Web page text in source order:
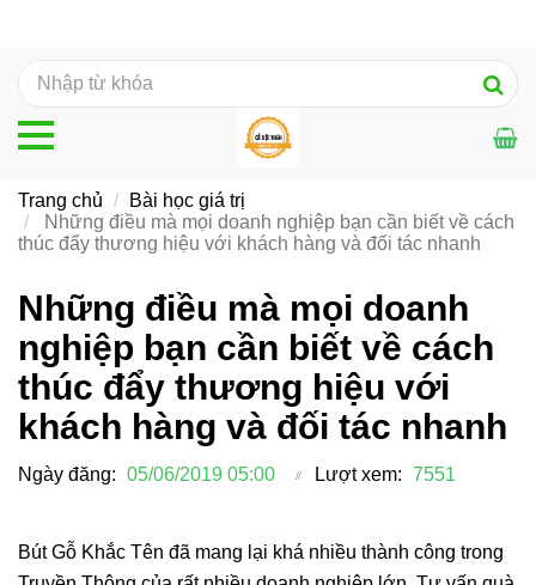
Những điều mà mọi doanh
nghiệp bạn cần biết về cách
thúc đẩy thương hiệu với
khách hàng và đối tác nhanh
Ngày đăng: 05/06/2019 05:00 Lượt xem: 7551
Bút Gỗ Khắc Tên đã mang lại khá nhiều thành công trong
Trang chủ
Bài học giá trị
Những điều mà mọi doanh nghiệp bạn cần biết về cách
thúc đẩy thương hiệu với khách hàng và đối tác nhanh